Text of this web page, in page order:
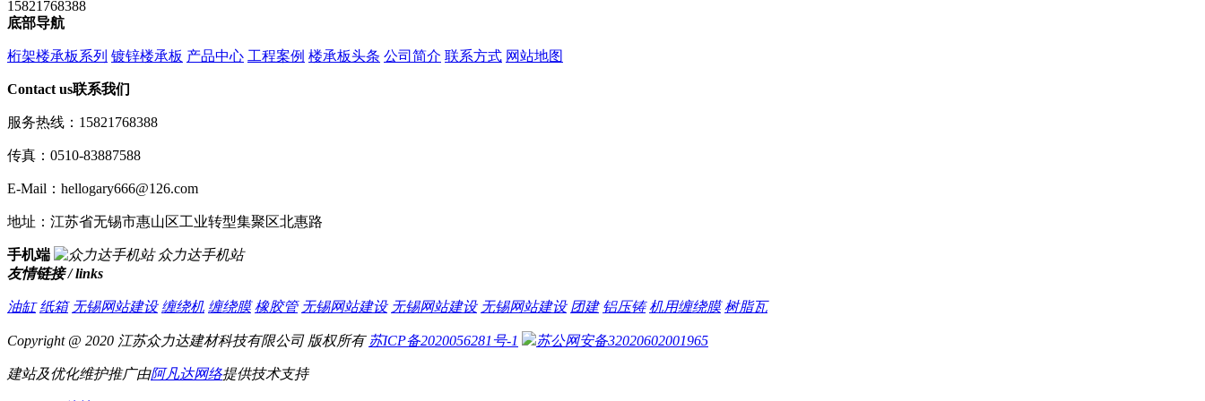
15821768388
底部导航
桁架楼承板系列 镀锌楼承板 产品中心 工程案例 楼承板头条 公司简介 联系方式 网站地图
Contact us联系我们
服务热线：15821768388
传真：0510-83887588
E-Mail：hellogary666@126.com
地址：江苏省无锡市惠山区工业转型集聚区北惠路
手机端
众力达手机站
友情链接 / links
油缸 纸箱 无锡网站建设 缠绕机 缠绕膜 橡胶管 无锡网站建设 无锡网站建设 无锡网站建设 团建 铝压铸 机用缠绕膜 树脂瓦
Copyright @ 2020 江苏众力达建材科技有限公司 版权所有 苏ICP备2020056281号-1 苏公网安备32020602001965
建站及优化维护推广由阿凡达网络提供技术支持